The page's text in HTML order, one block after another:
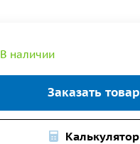
В наличии
Заказать товар
Калькулятор